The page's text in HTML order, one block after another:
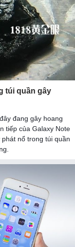
túi quần gây
đang gây hoang
tiếp của Galaxy Note
nổ trong túi quần